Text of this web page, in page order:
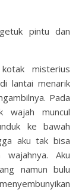
pintu dan
misterius
lantai menarik
Pada
wajah muncul
ke bawah
aku tak bisa
Aku
namun bulu